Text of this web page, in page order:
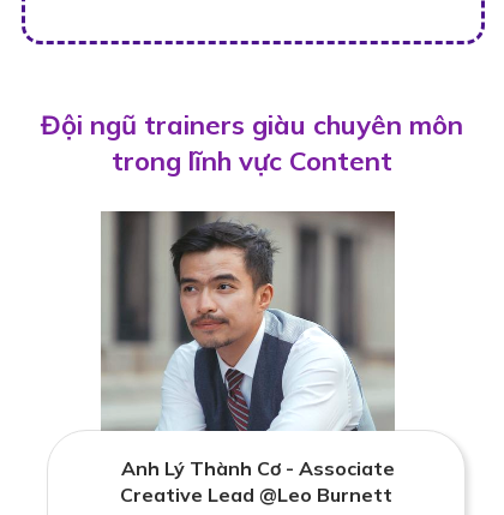
Anh Lý Thành Cơ - Associate
Creative Lead @Leo Burnett
Đội ngũ trainers giàu chuyên môn
trong lĩnh vực Content